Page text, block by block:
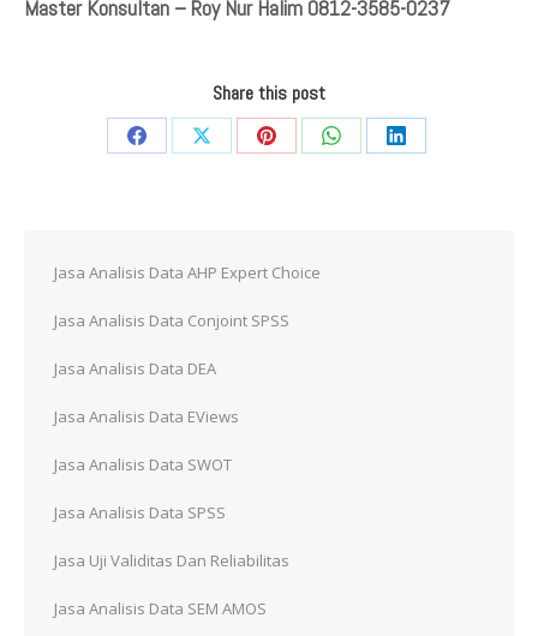
Master Konsultan – Roy Nur Halim 0812-3585-0237
Share this post
Share
Share
Share
Share
Share
Jasa Analisis Data AHP Expert Choice
Jasa Analisis Data Conjoint SPSS
Jasa Analisis Data DEA
Jasa Analisis Data EViews
Jasa Analisis Data SWOT
Jasa Analisis Data SPSS
Jasa Uji Validitas Dan Reliabilitas
Jasa Analisis Data SEM AMOS